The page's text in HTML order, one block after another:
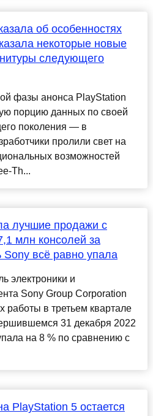
об особенностях
некоторые новые
следующего
фазы анонса PlayStation
порцию данных по своей
поколения — в
пролили свет на
возможностей
Th...
лучшие продажи с
млн консолей за
всё равно упала
электроники и
Sony Group Corporation
работы в третьем квартале
31 декабря 2022
на 8 % по сравнению с
PlayStation 5 остается